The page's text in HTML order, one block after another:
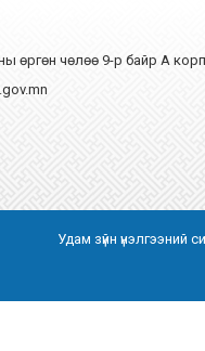
өргөн чөлөө 9-р байр А
Удам зүйн үнэлгээний